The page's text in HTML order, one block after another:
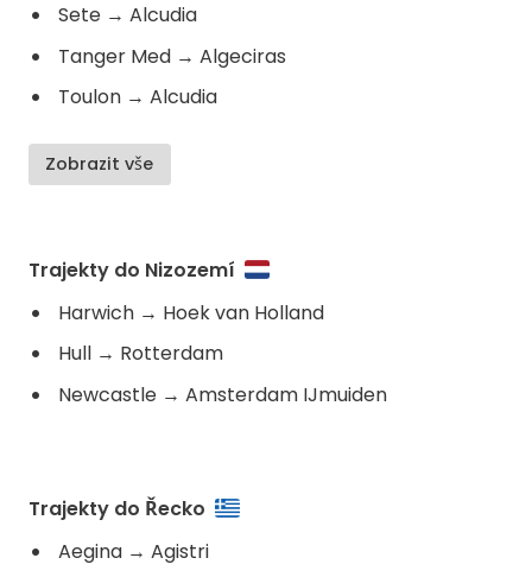
Sete → Alcudia
Tanger Med → Algeciras
Toulon → Alcudia
Zobrazit vše
Trajekty do Nizozemí
Harwich → Hoek van Holland
Hull → Rotterdam
Newcastle → Amsterdam IJmuiden
Trajekty do Řecko
Aegina → Agistri